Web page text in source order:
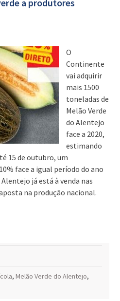
a produtores
O
Continente
vai adquirir
mais 1500
toneladas de
Melão Verde
do Alentejo
face a 2020,
estimando
15 de outubro, um
face a igual período do ano
já está à venda nas
na produção nacional.
, Melão Verde do Alentejo,